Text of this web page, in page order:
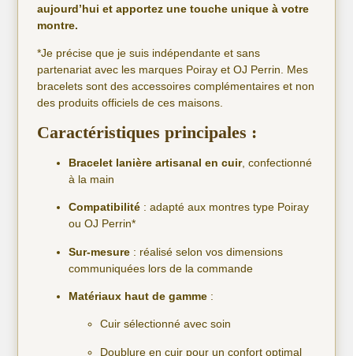
aujourd’hui et apportez une touche unique à votre
montre.
*Je précise que je suis indépendante et sans
partenariat avec les marques Poiray et OJ Perrin. Mes
bracelets sont des accessoires complémentaires et non
des produits officiels de ces maisons.
Caractéristiques principales :
Bracelet lanière artisanal en cuir, confectionné
à la main
Compatibilité : adapté aux montres type Poiray
ou OJ Perrin*
Sur-mesure : réalisé selon vos dimensions
communiquées lors de la commande
Matériaux haut de gamme :
Cuir sélectionné avec soin
Doublure en cuir pour un confort optimal